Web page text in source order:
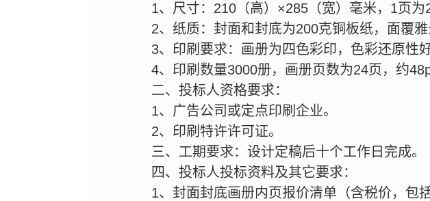
1、尺寸：210（高）×285（宽）毫米，1页为2
2、纸质：封面和封底为200克铜板纸，面覆
3、印刷要求：画册为四色彩印，色彩还原性
4、印刷数量3000册，画册页数为24页，约48p
二、投标人资格要求：
1、广告公司或定点印刷企业。
2、印刷特许许可证。
三、工期要求：设计定稿后十个工作日完成。
四、投标人投标资料及其它要求：
1、封面封底画册内页报价清单（含税价，包